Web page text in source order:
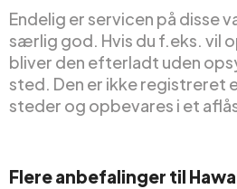
Endelig er servicen på disse
særlig god. Hvis du f.eks. vil
bliver den efterladt uden
sted. Den er ikke registreret
steder og opbevares i et
Flere anbefalinger til